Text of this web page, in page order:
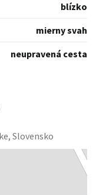
blízko
mierny svah
neupravená cesta
Slovensko